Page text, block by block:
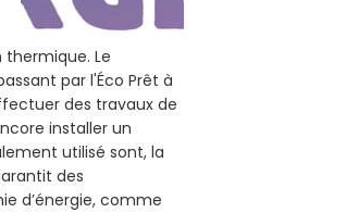
thermique. Le
par l'Éco Prêt à
des travaux de
installer un
utilisé sont, la
des
d’énergie, comme